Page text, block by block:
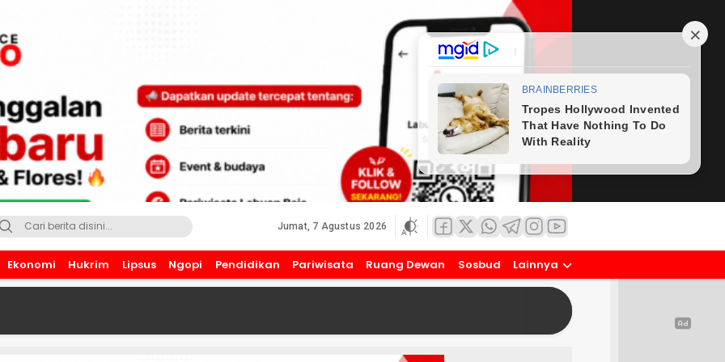
Jumat, 7 Agustus 2026
Ekonomi Hukrim Lipsus Ngopi Pendidikan Pariwisata Ruang Dewan Sosbud Lainnya